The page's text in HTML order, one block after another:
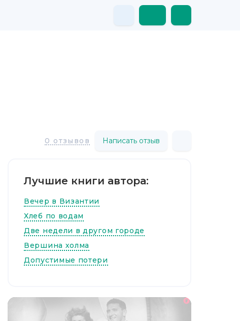
0 отзывов Написать отзыв
Лучшие книги автора:
Вечер в Византии
Хлеб по водам
Две недели в другом городе
Вершина холма
Допустимые потери